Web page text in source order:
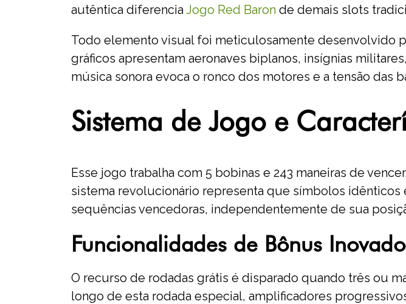
autêntica diferenciaJogo Red Baron de demais slots
Todo elemento visual foi meticulosamente desenvolvido
gráficos apresentam aeronaves biplanos, insígnias
música sonora evoca o ronco dos motores e a tensão das
Sistema de Jogo e
Esse jogo trabalha com 5 bobinas e 243 maneiras de
sistema revolucionário representa que símbolos
sequências vencedoras, independentemente de sua
Funcionalidades de Bônus
O recurso de rodadas grátis é disparado quando três ou
longo de esta rodada especial, amplificadores